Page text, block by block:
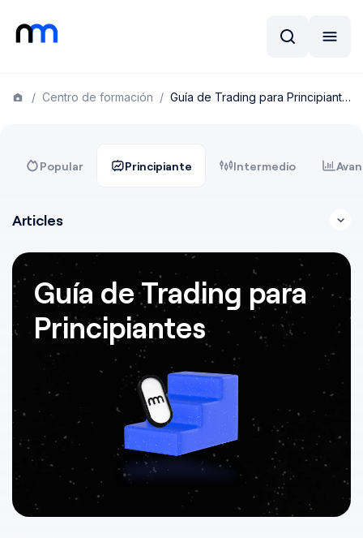
/ Centro de formación / Guía de Trading para Principiantes
Popular Principiante Intermedio
Articles
Guía de Trading para
Principiantes